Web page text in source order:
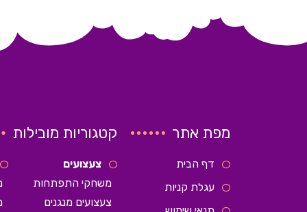
מפת אתר
דף הבית
עגלת קניות
קטגוריות מובילות
צעצועים
משחקי התפתחות
צעצועים מנגנים